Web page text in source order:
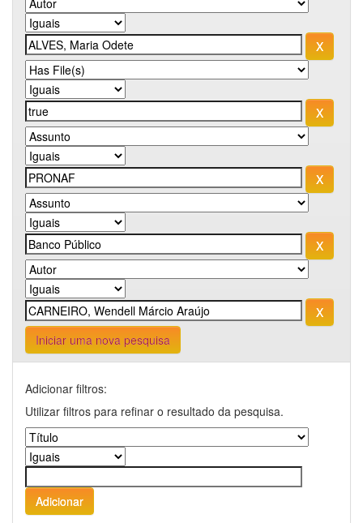
Iniciar uma nova pesquisa
Adicionar filtros:
Utilizar filtros para refinar o resultado da pesquisa.